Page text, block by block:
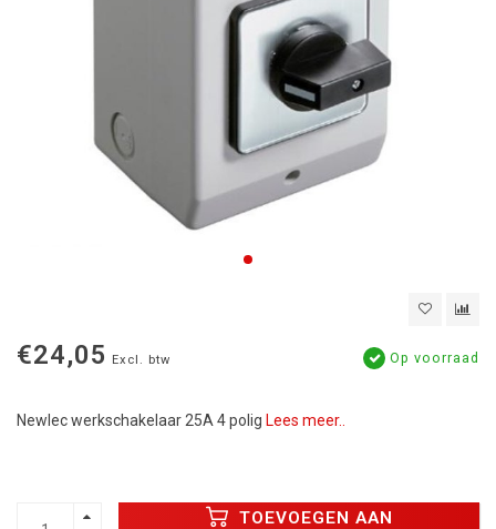
€24,05 Excl. btw Op voorraad
Newlec werkschakelaar 25A 4 polig Lees meer..
TOEVOEGEN AAN